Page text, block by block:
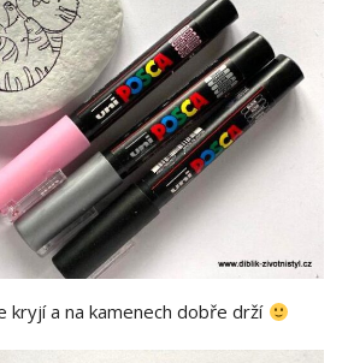
kryjí a na kamenech dobře drží